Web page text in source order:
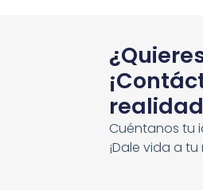
Cuéntanos tu
¡Dale vida a